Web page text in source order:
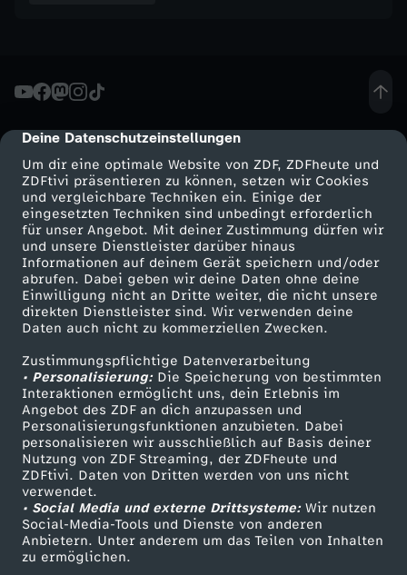
cmp-dialog-description
Deine Datenschutzeinstellungen
Um dir eine optimale Website von ZDF, ZDFheute und
ZDFtivi präsentieren zu können, setzen wir Cookies
und vergleichbare Techniken ein. Einige der
eingesetzten Techniken sind unbedingt erforderlich
für unser Angebot. Mit deiner Zustimmung dürfen wir
und unsere Dienstleister darüber hinaus
Informationen auf deinem Gerät speichern und/oder
abrufen. Dabei geben wir deine Daten ohne deine
Einwilligung nicht an Dritte weiter, die nicht unsere
direkten Dienstleister sind. Wir verwenden deine
Daten auch nicht zu kommerziellen Zwecken.
Zustimmungspflichtige Datenverarbeitung
• Personalisierung:Die Speicherung von bestimmten
Interaktionen ermöglicht uns, dein Erlebnis im
Angebot des ZDF an dich anzupassen und
Personalisierungsfunktionen anzubieten. Dabei
personalisieren wir ausschließlich auf Basis deiner
Nutzung von ZDF Streaming, der ZDFheute und
ZDFtivi. Daten von Dritten werden von uns nicht
verwendet.
• Social Media und externe Drittsysteme:Wir nutzen
Social-Media-Tools und Dienste von anderen
Anbietern. Unter anderem um das Teilen von Inhalten
zu ermöglichen.
Mehr ZDF
ZDF-Apps
Smart TV
ZDFtext
Livestreams
Sendungen A-Z
TV-Programm
Service
ZDFmitreden
Kontakt zum ZDF
Tickets
Zuschauerservice
Hilfe
ZDF Unternehmen
Karriere